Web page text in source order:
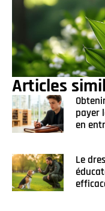
Articles
payer
en
Le